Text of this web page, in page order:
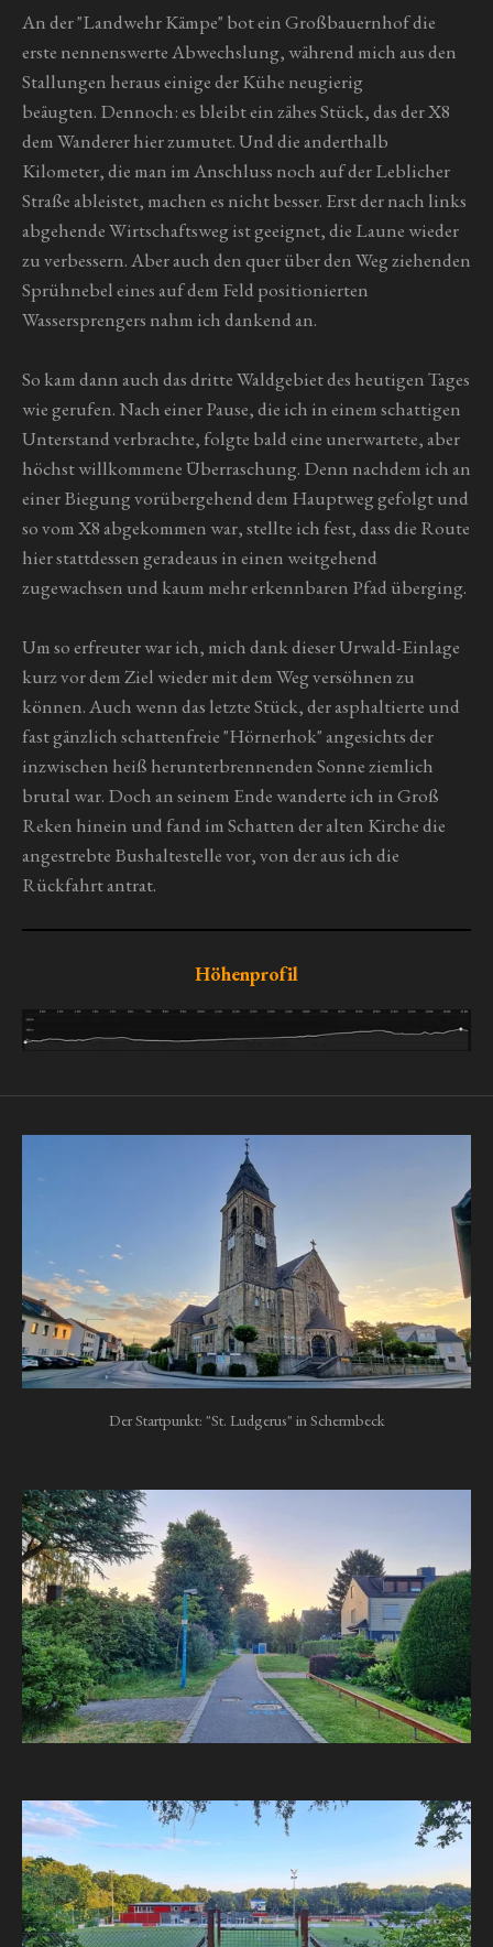
An der "Landwehr Kämpe" bot ein Großbauernhof die
erste nennenswerte Abwechslung, während mich aus den
Stallungen heraus einige der Kühe neugierig
beäugten. Dennoch: es bleibt ein zähes Stück, das der X8
dem Wanderer hier zumutet. Und die anderthalb
Kilometer, die man im Anschluss noch auf der Leblicher
Straße ableistet, machen es nicht besser. Erst der nach links
abgehende Wirtschaftsweg ist geeignet, die Laune wieder
zu verbessern. Aber auch den quer über den Weg ziehenden
Sprühnebel eines auf dem Feld positionierten
Wassersprengers nahm ich dankend an.
So kam dann auch das dritte Waldgebiet des heutigen Tages
wie gerufen. Nach einer Pause, die ich in einem schattigen
Unterstand verbrachte, folgte bald eine unerwartete, aber
höchst willkommene Überraschung. Denn nachdem ich an
einer Biegung vorübergehend dem Hauptweg gefolgt und
so vom X8 abgekommen war, stellte ich fest, dass die Route
hier stattdessen geradeaus in einen weitgehend
zugewachsen und kaum mehr erkennbaren Pfad überging.
Um so erfreuter war ich, mich dank dieser Urwald-Einlage
kurz vor dem Ziel wieder mit dem Weg versöhnen zu
können. Auch wenn das letzte Stück, der asphaltierte und
fast gänzlich schattenfreie "Hörnerhok" angesichts der
inzwischen heiß herunterbrennenden Sonne ziemlich
brutal war. Doch an seinem Ende wanderte ich in Groß
Reken hinein und fand im Schatten der alten Kirche die
angestrebte Bushaltestelle vor, von der aus ich die
Rückfahrt antrat.
Höhenprofil
Der Startpunkt: "St. Ludgerus" in Schermbeck